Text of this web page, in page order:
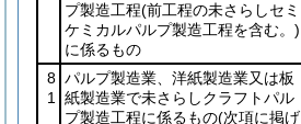
プ製造工程(前工程の未さらしセミ
ケミカルパルプ製造工程を含む。)
に係るもの
8
1
パルプ製造業、洋紙製造業又は板
紙製造業で未さらしクラフトパル
プ製造工程に係るもの(次項に掲げ